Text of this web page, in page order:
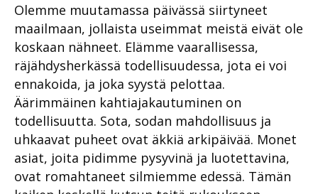
Olemme muutamassa päivässä siirtyneet
maailmaan, jollaista useimmat meistä eivät ole
koskaan nähneet. Elämme vaarallisessa,
räjähdysherkässä todellisuudessa, jota ei voi
ennakoida, ja joka syystä pelottaa.
Äärimmäinen kahtiajakautuminen on
todellisuutta. Sota, sodan mahdollisuus ja
uhkaavat puheet ovat äkkiä arkipäivää. Monet
asiat, joita pidimme pysyvinä ja luotettavina,
ovat romahtaneet silmiemme edessä. Tämän